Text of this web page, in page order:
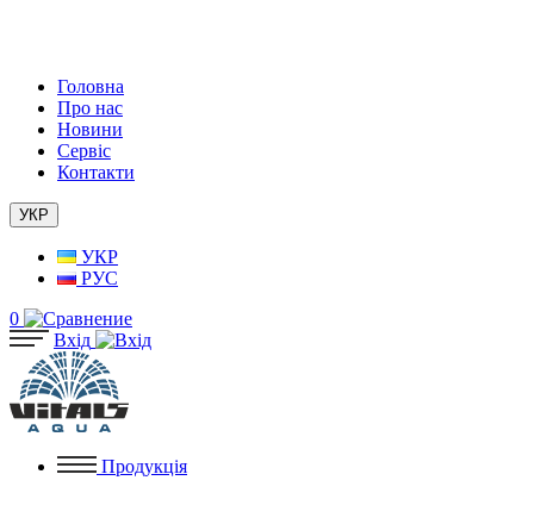
Головна
Про нас
Новини
Сервіс
Контакти
УКР
УКР
РУС
0
Вхід
Продукція